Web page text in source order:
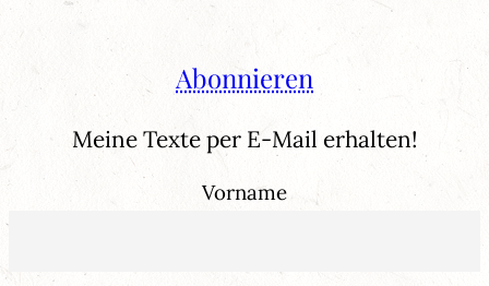
Abonnieren
Meine Texte per E-Mail erhalten!
Vorname